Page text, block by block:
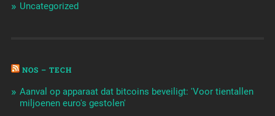
Uncategorized
NOS – TECH
Aanval op apparaat dat bitcoins beveiligt: 'Voor tientallen
miljoenen euro's gestolen'